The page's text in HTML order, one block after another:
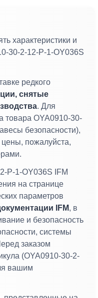
характеристики и
30-2-12-P-1-OY036S
редкого
снятые
. Для
товара OYA0910-30-
безопасности),
цены, пожалуйста,
P-1-OY036S IFM
на странице
параметров
IFM, в
и безопасность
системы
заказом
(OYA0910-30-2-
вашим